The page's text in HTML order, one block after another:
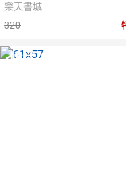
樂天書城
320
10倍